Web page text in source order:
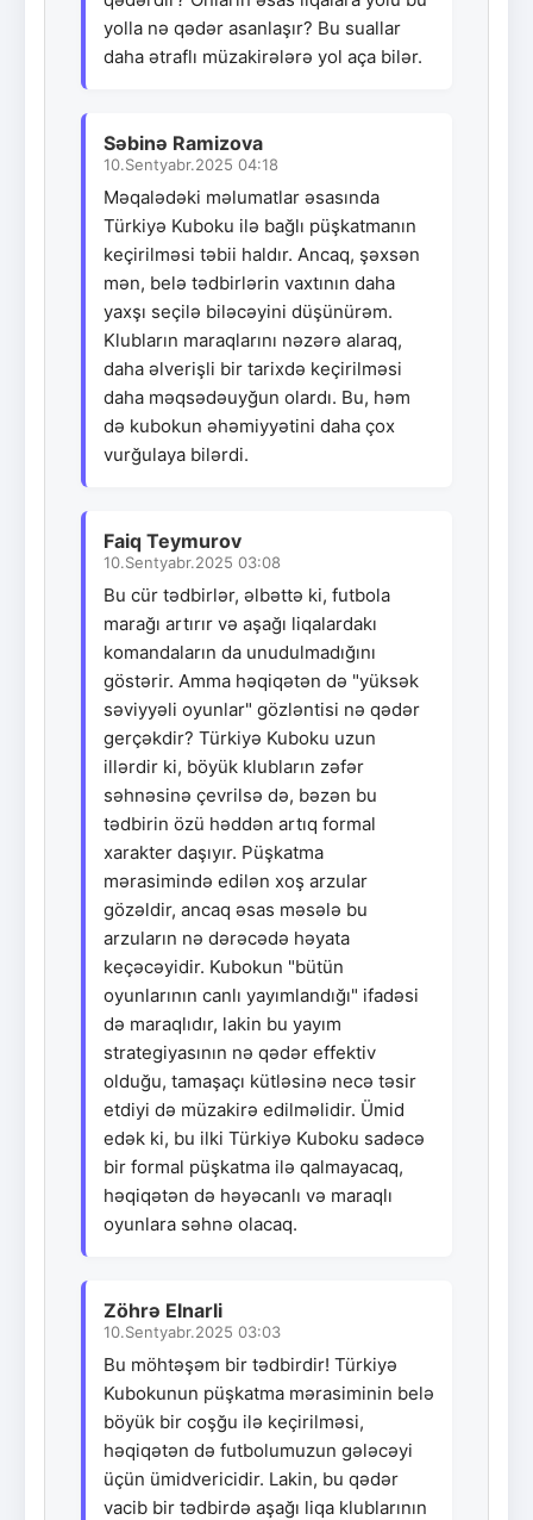
yolla nə qədər asanlaşır? Bu suallar
daha ətraflı müzakirələrə yol aça bilər.
Səbinə Ramizova
10.Sentyabr.2025 04:18
Məqalədəki məlumatlar əsasında
Türkiyə Kuboku ilə bağlı püşkatmanın
keçirilməsi təbii haldır. Ancaq, şəxsən
mən, belə tədbirlərin vaxtının daha
yaxşı seçilə biləcəyini düşünürəm.
Klubların maraqlarını nəzərə alaraq,
daha əlverişli bir tarixdə keçirilməsi
daha məqsədəuyğun olardı. Bu, həm
də kubokun əhəmiyyətini daha çox
vurğulaya bilərdi.
Faiq Teymurov
10.Sentyabr.2025 03:08
Bu cür tədbirlər, əlbəttə ki, futbola
marağı artırır və aşağı liqalardakı
komandaların da unudulmadığını
göstərir. Amma həqiqətən də "yüksək
səviyyəli oyunlar" gözləntisi nə qədər
gerçəkdir? Türkiyə Kuboku uzun
illərdir ki, böyük klubların zəfər
səhnəsinə çevrilsə də, bəzən bu
tədbirin özü həddən artıq formal
xarakter daşıyır. Püşkatma
mərasimində edilən xoş arzular
gözəldir, ancaq əsas məsələ bu
arzuların nə dərəcədə həyata
keçəcəyidir. Kubokun "bütün
oyunlarının canlı yayımlandığı" ifadəsi
də maraqlıdır, lakin bu yayım
strategiyasının nə qədər effektiv
olduğu, tamaşaçı kütləsinə necə təsir
etdiyi də müzakirə edilməlidir. Ümid
edək ki, bu ilki Türkiyə Kuboku sadəcə
bir formal püşkatma ilə qalmayacaq,
həqiqətən də həyəcanlı və maraqlı
oyunlara səhnə olacaq.
Zöhrə Elnarli
10.Sentyabr.2025 03:03
Bu möhtəşəm bir tədbirdir! Türkiyə
Kubokunun püşkatma mərasiminin belə
böyük bir coşğu ilə keçirilməsi,
həqiqətən də futbolumuzun gələcəyi
üçün ümidvericidir. Lakin, bu qədər
vacib bir tədbirdə aşağı liqa klublarının